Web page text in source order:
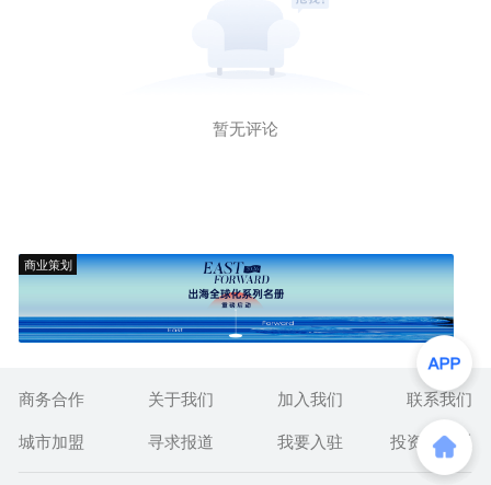
暂无评论
商业策划
商务合作 关于我们 加入我们
联系我们
城市加盟
寻求报道 我要入驻 投资者关系